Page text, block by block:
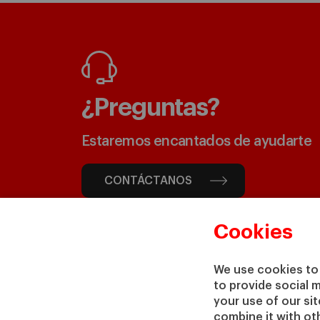
Cookies
We use cookies
to provide social
your use of our
combine it with
¿Preguntas?
Estaremos encantados de ayudarte
CONTÁCTANOS